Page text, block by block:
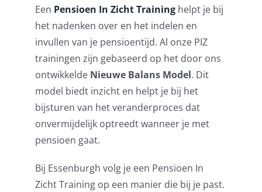
Een Pensioen In Zicht Traininghelpt je bij
het nadenken over en het indelen en
invullen van je pensioentijd. Al onze PIZ
trainingen zijn gebaseerd op het door ons
ontwikkelde Nieuwe Balans Model. Dit
model biedt inzicht en helpt je bij het
bijsturen van het veranderproces dat
onvermijdelijk optreedt wanneer je met
pensioen gaat.
Bij Essenburgh volg je een Pensioen In
Zicht Training op een manier die bij je past.